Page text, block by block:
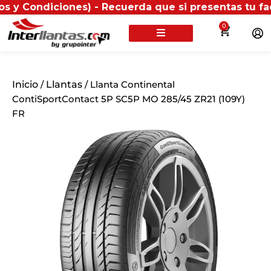
- Recuerda que si presentas tu
0
Inicio / Llantas / Llanta Continental
ContiSportContact 5P SC5P MO 285/45 ZR21 (109Y)
FR